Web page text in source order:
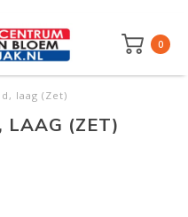
0
laag (Zet)
LAAG (ZET)